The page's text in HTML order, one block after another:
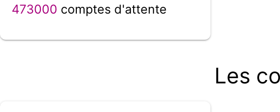
473000 comptes d'attente
Les